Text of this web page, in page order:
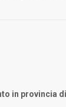
in provincia di